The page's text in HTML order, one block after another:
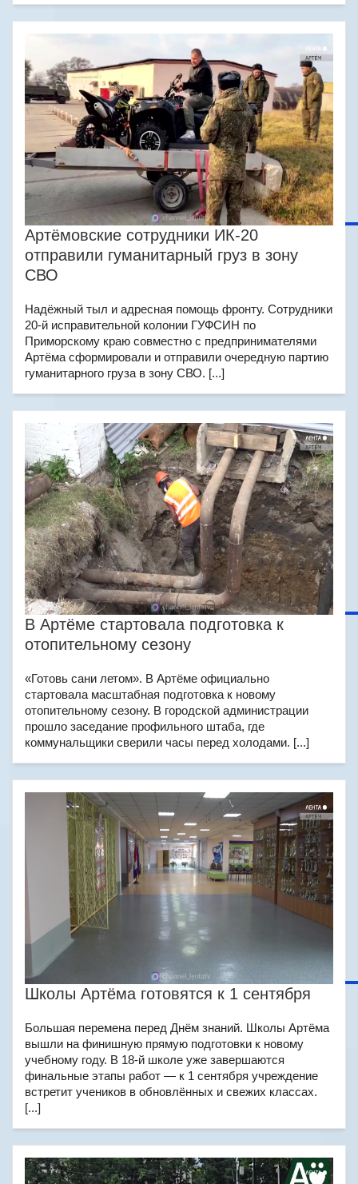
Артёмовские сотрудники ИК-20
отправили гуманитарный груз в зону
СВО
Надёжный тыл и адресная помощь фронту. Сотрудники
20-й исправительной колонии ГУФСИН по
Приморскому краю совместно с предпринимателями
Артёма сформировали и отправили очередную партию
гуманитарного груза в зону СВО. [...]
В Артёме стартовала подготовка к
отопительному сезону
«Готовь сани летом». В Артёме официально
стартовала масштабная подготовка к новому
отопительному сезону. В городской администрации
прошло заседание профильного штаба, где
коммунальщики сверили часы перед холодами. [...]
Школы Артёма готовятся к 1 сентября
Большая перемена перед Днём знаний. Школы Артёма
вышли на финишную прямую подготовки к новому
учебному году. В 18-й школе уже завершаются
финальные этапы работ — к 1 сентября учреждение
встретит учеников в обновлённых и свежих классах.
[...]